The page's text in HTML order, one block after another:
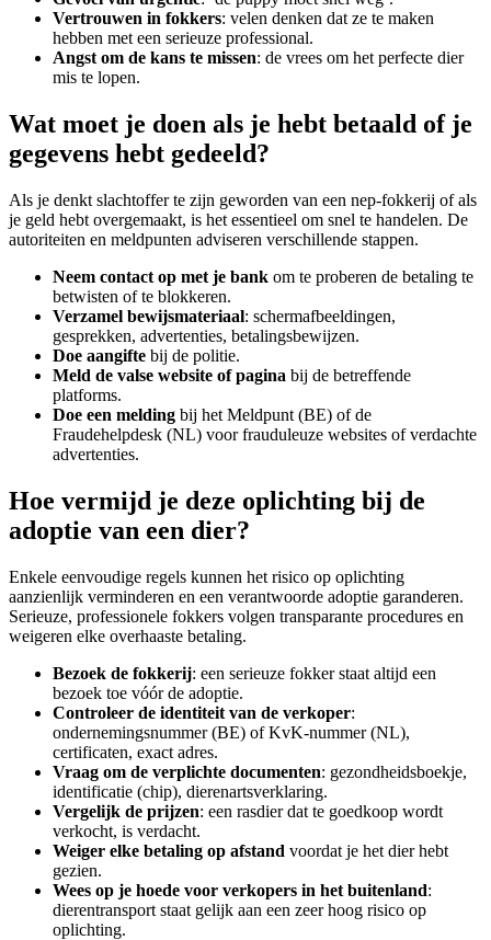
Vertrouwen in fokkers: velen denken dat ze te maken
hebben met een serieuze professional.
Angst om de kans te missen: de vrees om het perfecte dier
mis te lopen.
Wat moet je doen als je hebt betaald of je
gegevens hebt gedeeld?
Als je denkt slachtoffer te zijn geworden van een nep-fokkerij of als
je geld hebt overgemaakt, is het essentieel om snel te handelen. De
autoriteiten en meldpunten adviseren verschillende stappen.
Neem contact op met je bank om te proberen de betaling te
betwisten of te blokkeren.
Verzamel bewijsmateriaal: schermafbeeldingen,
gesprekken, advertenties, betalingsbewijzen.
Doe aangifte bij de politie.
Meld de valse website of pagina bij de betreffende
platforms.
Doe een melding bij het Meldpunt (BE) of de
Fraudehelpdesk (NL) voor frauduleuze websites of verdachte
advertenties.
Hoe vermijd je deze oplichting bij de
adoptie van een dier?
Enkele eenvoudige regels kunnen het risico op oplichting
aanzienlijk verminderen en een verantwoorde adoptie garanderen.
Serieuze, professionele fokkers volgen transparante procedures en
weigeren elke overhaaste betaling.
Bezoek de fokkerij: een serieuze fokker staat altijd een
bezoek toe vóór de adoptie.
Controleer de identiteit van de verkoper:
ondernemingsnummer (BE) of KvK-nummer (NL),
certificaten, exact adres.
Vraag om de verplichte documenten: gezondheidsboekje,
identificatie (chip), dierenartsverklaring.
Vergelijk de prijzen: een rasdier dat te goedkoop wordt
verkocht, is verdacht.
Weiger elke betaling op afstand voordat je het dier hebt
gezien.
Wees op je hoede voor verkopers in het buitenland:
dierentransport staat gelijk aan een zeer hoog risico op
oplichting.